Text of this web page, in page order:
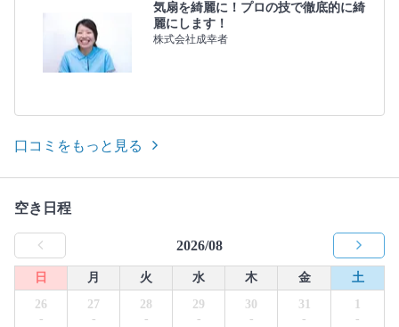
気扇を綺麗に！プロの技で徹底的に綺
麗にします！
株式会社成幸者
口コミをもっと見る
空き日程
2026/08
日 月 火 水 木 金
土
26
-
27
-
28
-
29
-
30
-
31
-
1
-